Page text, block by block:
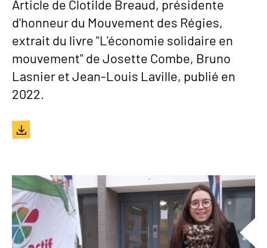
Article de Clotilde Breaud, présidente
d'honneur du Mouvement des Régies,
extrait du livre "L'économie solidaire en
mouvement" de Josette Combe, Bruno
Lasnier et Jean-Louis Laville, publié en
2022.
Document